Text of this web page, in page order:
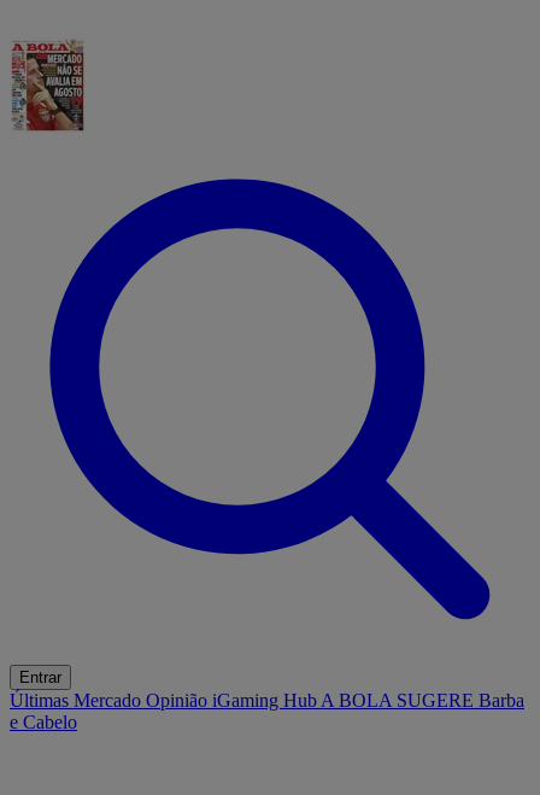
Entrar
Últimas Mercado Opinião iGaming Hub A BOLA SUGERE Barba
e Cabelo